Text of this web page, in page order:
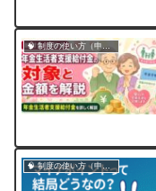
🧠 制度の使い方（申請・相談など）